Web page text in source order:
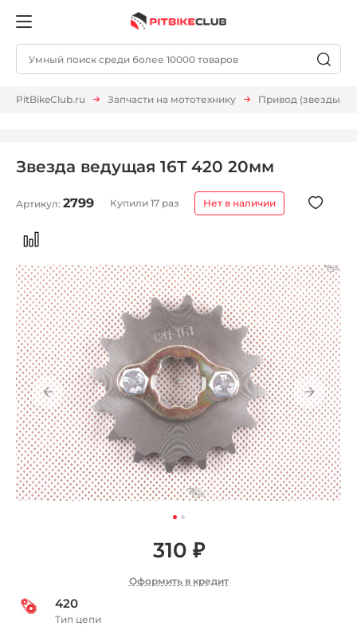
PitBikeClub.ru Запчасти на мототехнику Привод (звезды,
Звезда ведущая 16Т 420 20мм
Артикул: 2799 Купили 17 раз Нет в наличии
310 ₽
Оформить в кредит
420
Тип цепи